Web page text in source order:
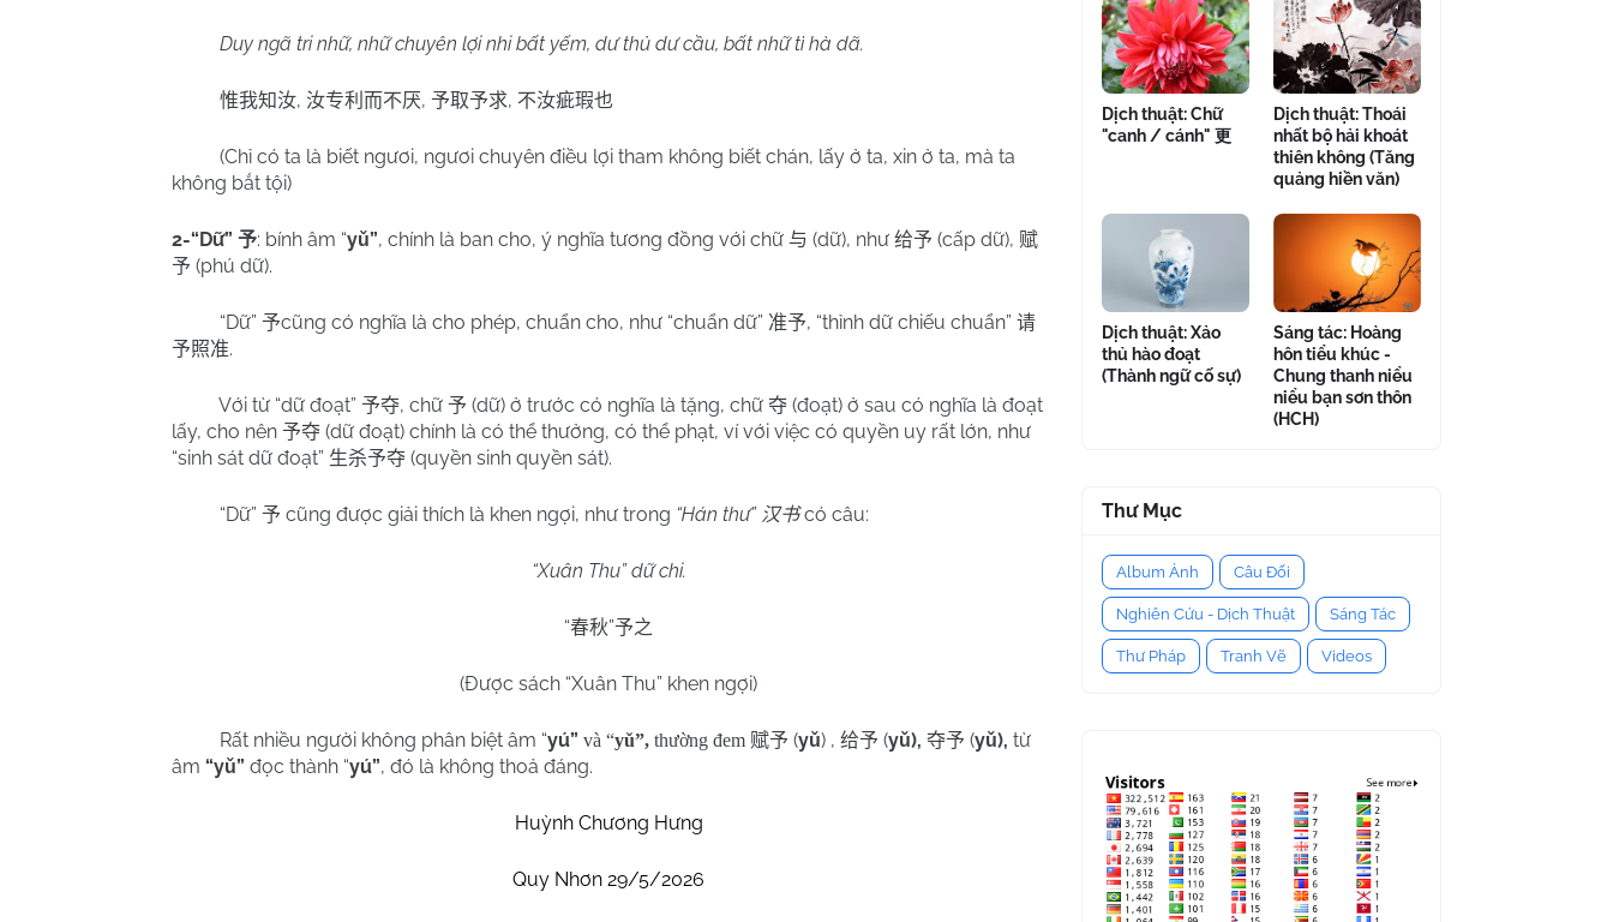
Duy ngã tri nhữ, nhữ chuyên lợi nhi bất yếm, dư thủ dư cầu, bất nhữ tì hà dã.
惟我知汝, 汝专利而不厌, 予取予求, 不汝疵瑕也
(Chỉ có ta là biết ngươi, ngươi chuyên điều lợi tham không biết chán, lấy ở ta, xin ở ta, mà ta
không bắt tội)
2-“Dữ” 予: bính âm “yǔ”, chính là ban cho, ý nghĩa tương đồng với chữ 与 (dữ), như 给予 (cấp dữ), 赋
予 (phú dữ).
“Dữ” 予cũng có nghĩa là cho phép, chuẩn cho, như “chuẩn dữ” 准予, “thỉnh dữ chiếu chuẩn” 请
予照准.
Với từ “dữ đoạt” 予夺, chữ 予 (dữ) ở trước có nghĩa là tặng, chữ 夺 (đoạt) ở sau có nghĩa là đoạt
lấy, cho nên 予夺 (dữ đoạt) chính là có thể thưởng, có thể phạt, ví với việc có quyền uy rất lớn, như
“sinh sát dữ đoạt” 生杀予夺 (quyền sinh quyền sát).
“Dữ” 予 cũng được giải thích là khen ngợi, như trong “Hán thư” 汉书có câu:
“Xuân Thu” dữ chi.
“春秋”予之
(Được sách “Xuân Thu” khen ngợi)
Rất nhiều người không phân biệt âm “yú” và “yǔ”, thường đem 赋予 (yǔ) , 给予 (yǔ), 夺予 (yǔ), từ
âm “yǔ” đọc thành “yú”, đó là không thoả đáng.
Huỳnh Chương Hưng
Quy Nhơn 29/5/2026
Dịch thuật: Chữ
"canh / cánh" 更
Dịch thuật: Thoái
nhất bộ hải khoát
thiên không (Tăng
quảng hiền văn)
Dịch thuật: Xảo
thủ hào đoạt
(Thành ngữ cố sự)
Sáng tác: Hoàng
hôn tiểu khúc -
Chung thanh niểu
niểu bạn sơn thôn
(HCH)
Thư Mục
Album Ảnh Câu Đối
Nghiên Cứu - Dịch Thuật Sáng Tác
Thư Pháp Tranh Vẽ Videos